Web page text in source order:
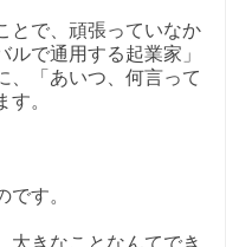
とで、頑張っていなか
で通用する起業家」
、「あいつ、何言って
。
す。